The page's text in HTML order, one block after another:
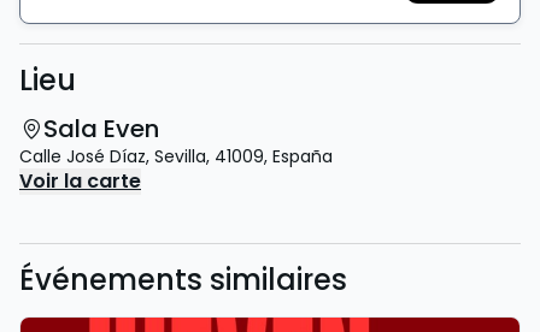
Lieu
Sala Even
Calle José Díaz, Sevilla, 41009, España
Voir la carte
Événements similaires